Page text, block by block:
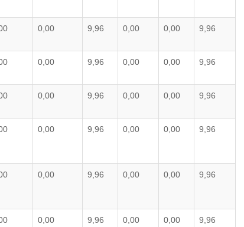
0,00 9,96 0,00 0,00 9,96
0,00 9,96 0,00 0,00 9,96
0,00 9,96 0,00 0,00 9,96
0,00 9,96 0,00 0,00 9,96
0,00 9,96 0,00 0,00 9,96
0,00 9,96 0,00 0,00 9,96